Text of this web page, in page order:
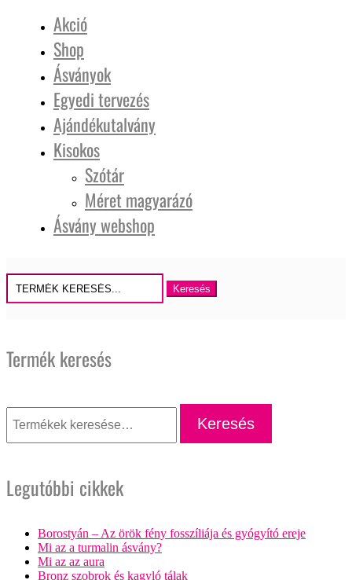
Akció
Shop
Ásványok
Egyedi tervezés
Ajándékutalvány
Kisokos
Szótár
Méret magyarázó
Ásvány webshop
Keresés
erre:
Termék keresés
következőre:
Keresés
Legutóbbi cikkek
Borostyán – Az örök fény fosszíliája és gyógyító ereje
Mi az a turmalin ásvány?
Mi az az aura
Bronz szobrok és kagyló tálak